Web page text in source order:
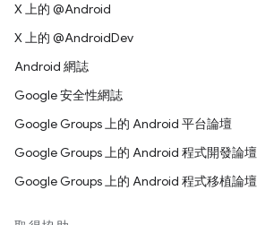
X 上的 @Android
X 上的 @AndroidDev
Android 網誌
Google 安全性網誌
Google Groups 上的 Android 平台論壇
Google Groups 上的 Android 程式開發論壇
Google Groups 上的 Android 程式移植論壇